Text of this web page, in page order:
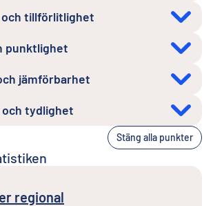
tillförlitlighet
punktlighet
jämförbarhet
tydlighet
Stäng alla punkter
regional